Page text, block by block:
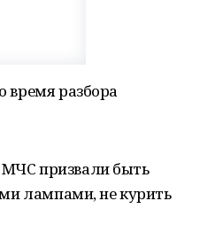
время разбора
призвали быть
лампами, не курить